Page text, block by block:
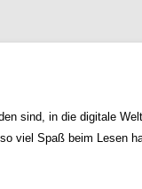
sind, in die digitale
viel Spaß beim Lesen